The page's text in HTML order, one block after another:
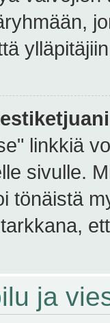
linkkiä
sivulle.
tönäistä
ja